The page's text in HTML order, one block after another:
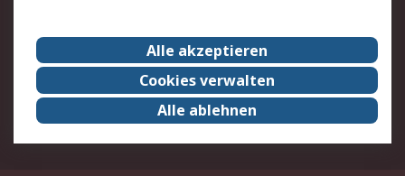
RS weltweit
Karriere bei RS
Nachhaltigkeit
Qualität/Umwelt/ZertifikatePresse-Center
Event-Center
Alle akzeptieren
Cookies verwalten
Alle ablehnen